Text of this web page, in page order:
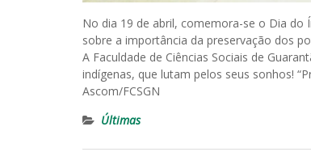
No dia 19 de abril, comemora-se o Dia do
sobre a importância da preservação dos
A Faculdade de Ciências Sociais de
indígenas, que lutam pelos seus sonhos!
Ascom/FCSGN
Últimas